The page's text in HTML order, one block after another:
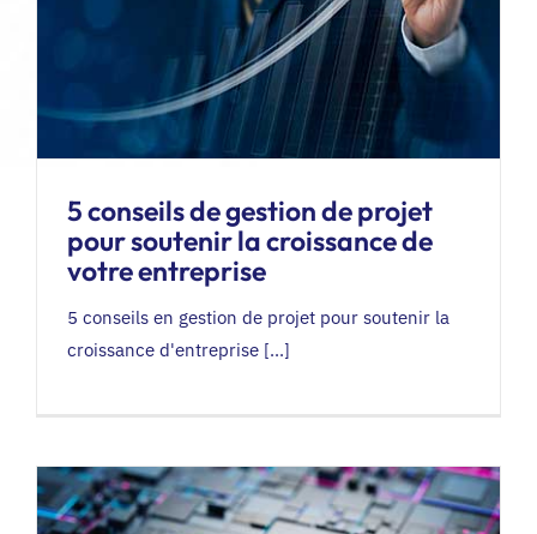
5 conseils de gestion de projet
pour soutenir la croissance de
votre entreprise
5 conseils en gestion de projet pour soutenir la
croissance d'entreprise [...]